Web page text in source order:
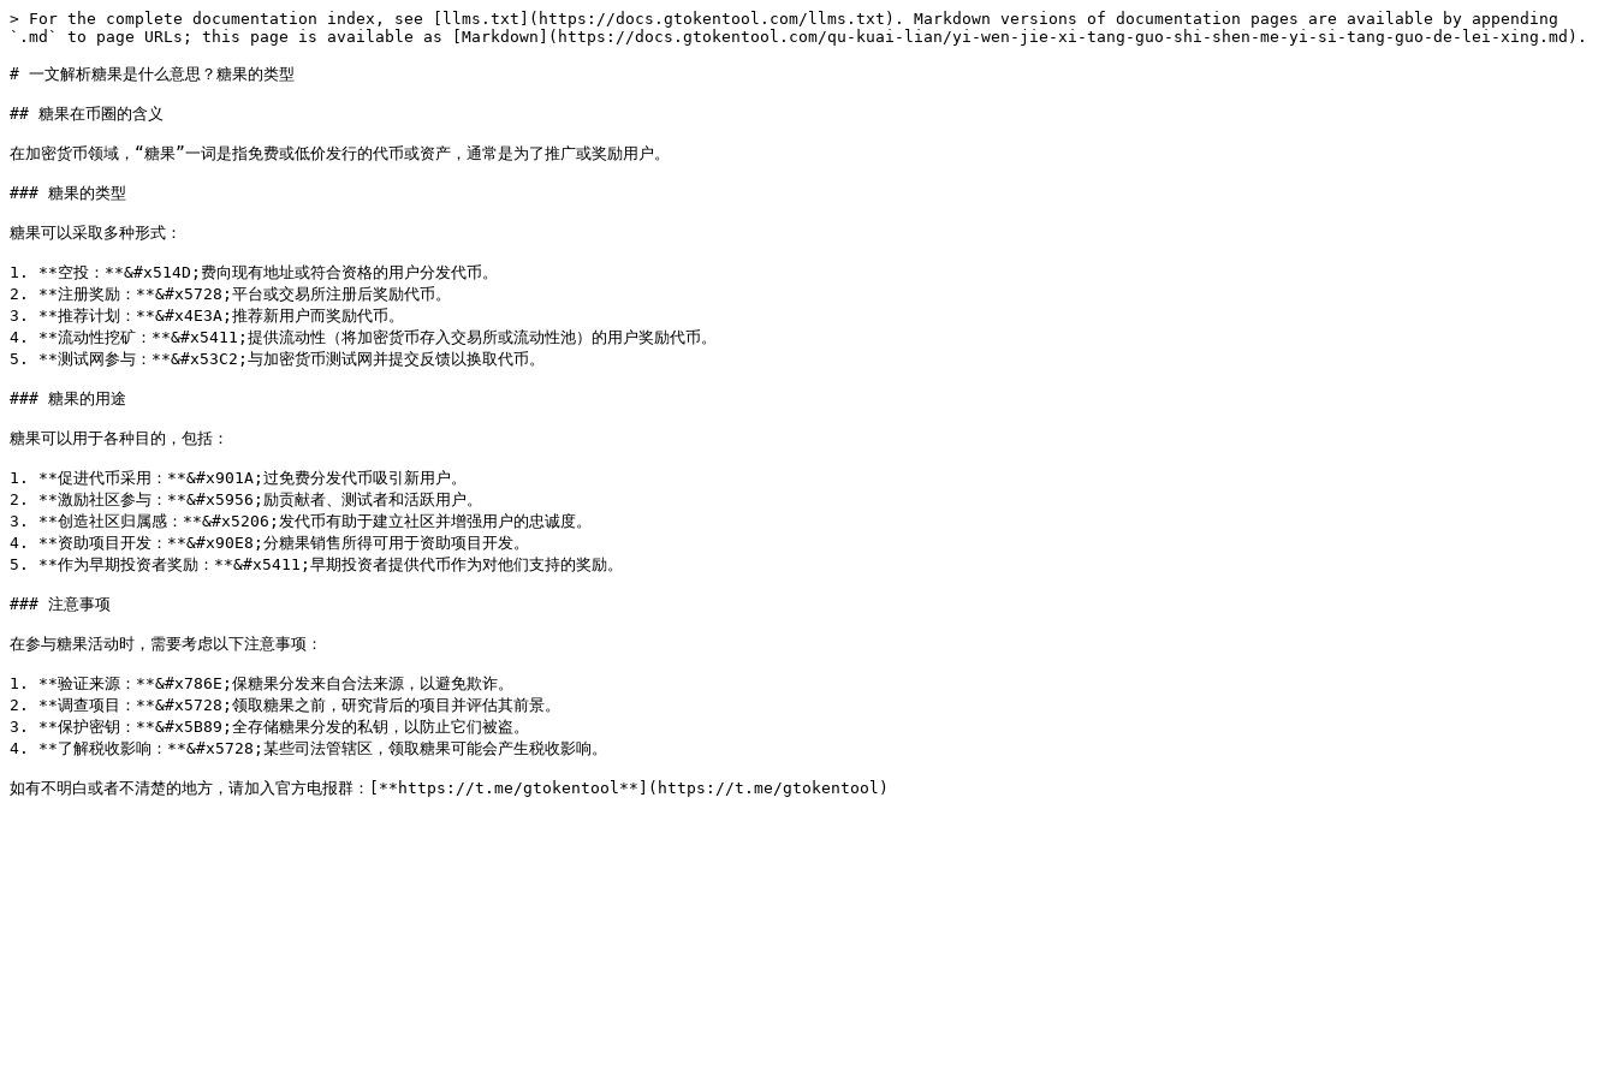
> For the complete documentation index, see [llms.txt](https://docs.gtokentool.com/llms.txt). Markdown versions of documentation pages are available by appending
`.md` to page URLs; this page is available as [Markdown](https://docs.gtokentool.com/qu-kuai-lian/yi-wen-jie-xi-tang-guo-shi-shen-me-yi-si-tang-guo-de-lei-xing.md).
# 一文解析糖果是什么意思？糖果的类型
## 糖果在币圈的含义
在加密货币领域，“糖果”一词是指免费或低价发行的代币或资产，通常是为了推广或奖励用户。
### 糖果的类型
糖果可以采取多种形式：
1. **空投：**&#x514D;费向现有地址或符合资格的用户分发代币。
2. **注册奖励：**&#x5728;平台或交易所注册后奖励代币。
3. **推荐计划：**&#x4E3A;推荐新用户而奖励代币。
4. **流动性挖矿：**&#x5411;提供流动性（将加密货币存入交易所或流动性池）的用户奖励代币。
5. **测试网参与：**&#x53C2;与加密货币测试网并提交反馈以换取代币。
### 糖果的用途
糖果可以用于各种目的，包括：
1. **促进代币采用：**&#x901A;过免费分发代币吸引新用户。
2. **激励社区参与：**&#x5956;励贡献者、测试者和活跃用户。
3. **创造社区归属感：**&#x5206;发代币有助于建立社区并增强用户的忠诚度。
4. **资助项目开发：**&#x90E8;分糖果销售所得可用于资助项目开发。
5. **作为早期投资者奖励：**&#x5411;早期投资者提供代币作为对他们支持的奖励。
### 注意事项
在参与糖果活动时，需要考虑以下注意事项：
1. **验证来源：**&#x786E;保糖果分发来自合法来源，以避免欺诈。
2. **调查项目：**&#x5728;领取糖果之前，研究背后的项目并评估其前景。
3. **保护密钥：**&#x5B89;全存储糖果分发的私钥，以防止它们被盗。
4. **了解税收影响：**&#x5728;某些司法管辖区，领取糖果可能会产生税收影响。